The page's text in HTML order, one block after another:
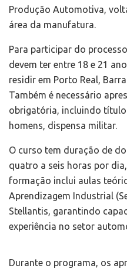
Produção Automotiva,
área da manufatura.
Para participar do
devem ter entre 18 e 21
residir em Porto Real,
Também é necessário
obrigatória, incluindo
homens, dispensa militar.
O curso tem duração de
quatro a seis horas por
formação inclui aulas
Aprendizagem Industrial
Stellantis, garantindo
experiência no setor
Durante o programa, os